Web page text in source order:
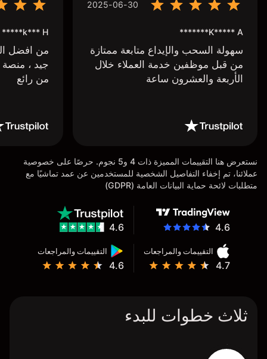
2025-06-30
K***** A*******
سهولة السحب والإيداع متابعة ممتازة
من قبل موظفين خدمة العملاء خلال
الأربعة والعشرون ساعة
k*** H*****
من افضل
جيد ،
من رائع
نستعرض هنا التقييمات المميزة ذات 4 و5 نجوم. حرصًا على خصوصية
عملائنا، تم إخفاء التفاصيل الشخصية للمستخدمين عن عمد تماشيًا مع
متطلبات لائحة حماية البيانات العامة (GDPR)
4.6
التقييمات والمراجعات
4.7
التقييمات والمراجعات
4.6
4.6
ثلاث خطوات للبدء